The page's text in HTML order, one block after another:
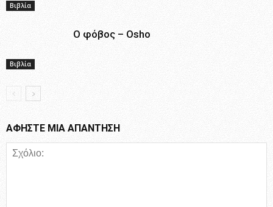
Βιβλία
Βιβλία
Ο φόβος – Osho
ΑΦΗΣΤΕ ΜΙΑ ΑΠΑΝΤΗΣΗ